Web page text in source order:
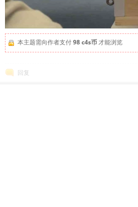
本主题需向作者支付98 c4s币才能浏览
回复